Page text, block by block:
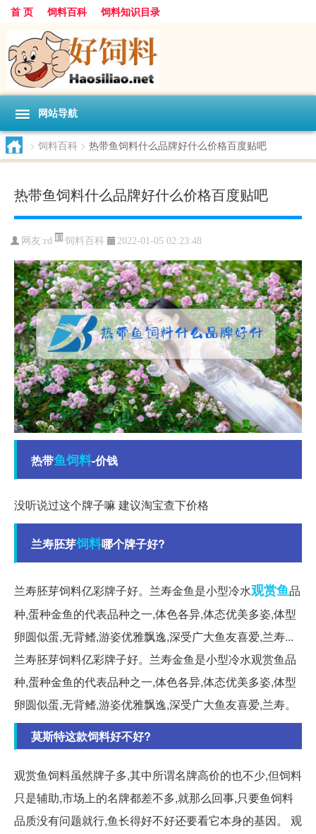
首 页 饲料百科 饲料知识目录
网站导航
> 饲料百科 > 热带鱼饲料什么品牌好什么价格百度贴吧
热带鱼饲料什么品牌好什么价格百度贴吧
网友:rd 饲料百科 2022-01-05 02:23:48
热带鱼饲料-价钱
没听说过这个牌子嘛 建议淘宝查下价格
兰寿胚芽饲料哪个牌子好?
兰寿胚芽饲料亿彩牌子好。兰寿金鱼是小型冷水观赏鱼品
种,蛋种金鱼的代表品种之一,体色各异,体态优美多姿,体型
卵圆似蛋,无背鳍,游姿优雅飘逸,深受广大鱼友喜爱,兰寿...
兰寿胚芽饲料亿彩牌子好。兰寿金鱼是小型冷水观赏鱼品
种,蛋种金鱼的代表品种之一,体色各异,体态优美多姿,体型
卵圆似蛋,无背鳍,游姿优雅飘逸,深受广大鱼友喜爱,兰寿。
莫斯特这款饲料好不好?
观赏鱼饲料虽然牌子多,其中所谓名牌高价的也不少,但饲料
只是辅助,市场上的名牌都差不多,就那么回事,只要鱼饲料
品质没有问题就行,鱼长得好不好还要看它本身的基因。 观